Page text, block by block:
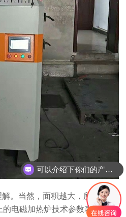
。当然，面积越大，所需的功
电磁加热炉技术参数表中查阅
可以介绍下你们的产品么？